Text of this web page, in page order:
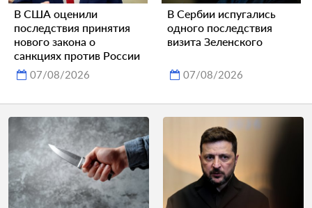
В США оценили
последствия принятия
нового закона о
санкциях против России
07/08/2026
В Сербии испугались
одного последствия
визита Зеленского
07/08/2026